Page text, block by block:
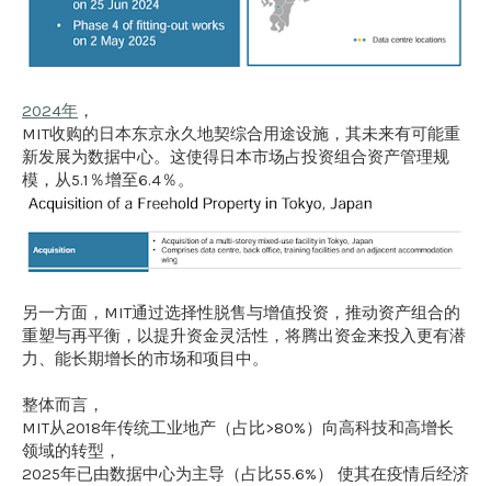
2024年 ，
MIT收购的日本东京永久地契综合用途设施，其未来有可能重
新发展为数据中心。这使得日本市场占投资组合资产管理规
模，从5.1％增至6.4％。
另一方面，MIT通过选择性脱售与增值投资，推动资产组合的
重塑与再平衡，以提升资金灵活性，将腾出资金来投入更有潜
力、能长期增长的市场和项目中。
整体而言，
MIT从2018年传统工业地产（占比>80%）向高科技和高增长
领域的转型，
2025年已由数据中心为主导（占比55.6%） 使其在疫情后经济